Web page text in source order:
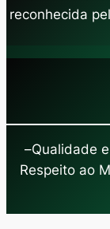
reconhecida
–Qualidade
Respeito ao